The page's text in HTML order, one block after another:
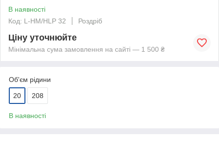
В наявності
Код: L-HM/HLP 32
Роздріб
Ціну уточнюйте
Мінімальна сума замовлення на сайті — 1 500 ₴
Об'єм рідини
20 208
В наявності